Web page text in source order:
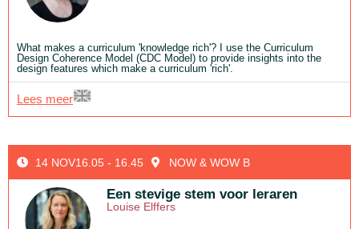
What makes a curriculum 'knowledge rich'? I use the Curriculum
Design Coherence Model (CDC Model) to provide insights into the
design features which make a curriculum 'rich'.
Lees meer
14 NOV16.05 - 16.45 NOW & WOW B
Een stevige stem voor leraren
Louise Elffers